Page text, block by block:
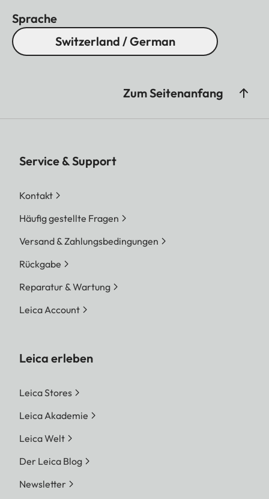
intuitive Anwendung im Vordergrund. Die olivgrüne
Version ergänzt diese Leistungsmerkmale um eine
Farbgebung, die seit jeher mit der Jagd verbunden
Sprache
Switzerland / German
Zum Seitenanfang
Service & Support
Kontakt
Häufig gestellte Fragen
Versand & Zahlungsbedingungen
Rückgabe
Reparatur & Wartung
Leica Account
Leica erleben
Leica Stores
Leica Akademie
Leica Welt
Der Leica Blog
Newsletter